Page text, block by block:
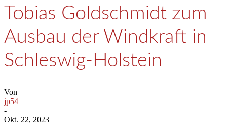
Tobias Goldschmidt zum
Ausbau der Windkraft in
Schleswig-Holstein
Von
jp54
-
Okt. 22, 2023